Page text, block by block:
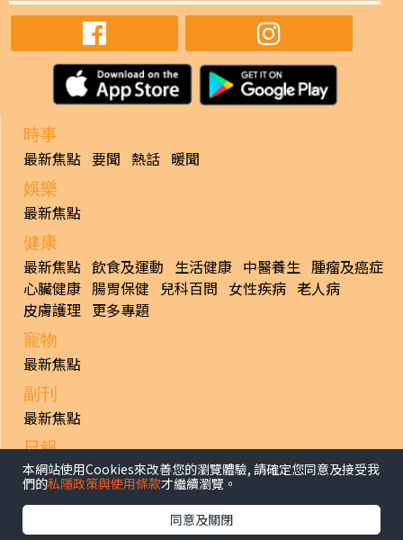
時事
最新焦點 要聞 熱話 暖聞
娛樂
最新焦點
健康
最新焦點 飲食及運動 生活健康 中醫養生 腫瘤及癌症
心臟健康 腸胃保健 兒科百問 女性疾病 老人病
皮膚護理 更多專題
寵物
最新焦點
副刊
最新焦點
日報
揭頁版 港聞 財經/地產 中國/國際 娛樂 Healthy Life
生活副刊 親子/教育 體育 專題/人物
香港經濟日報版權所有©2026
本網站使用Cookies來改善您的瀏覽體驗, 請確定您同意及接受我
們的私隱政策與使用條款才繼續瀏覽。
同意及關閉